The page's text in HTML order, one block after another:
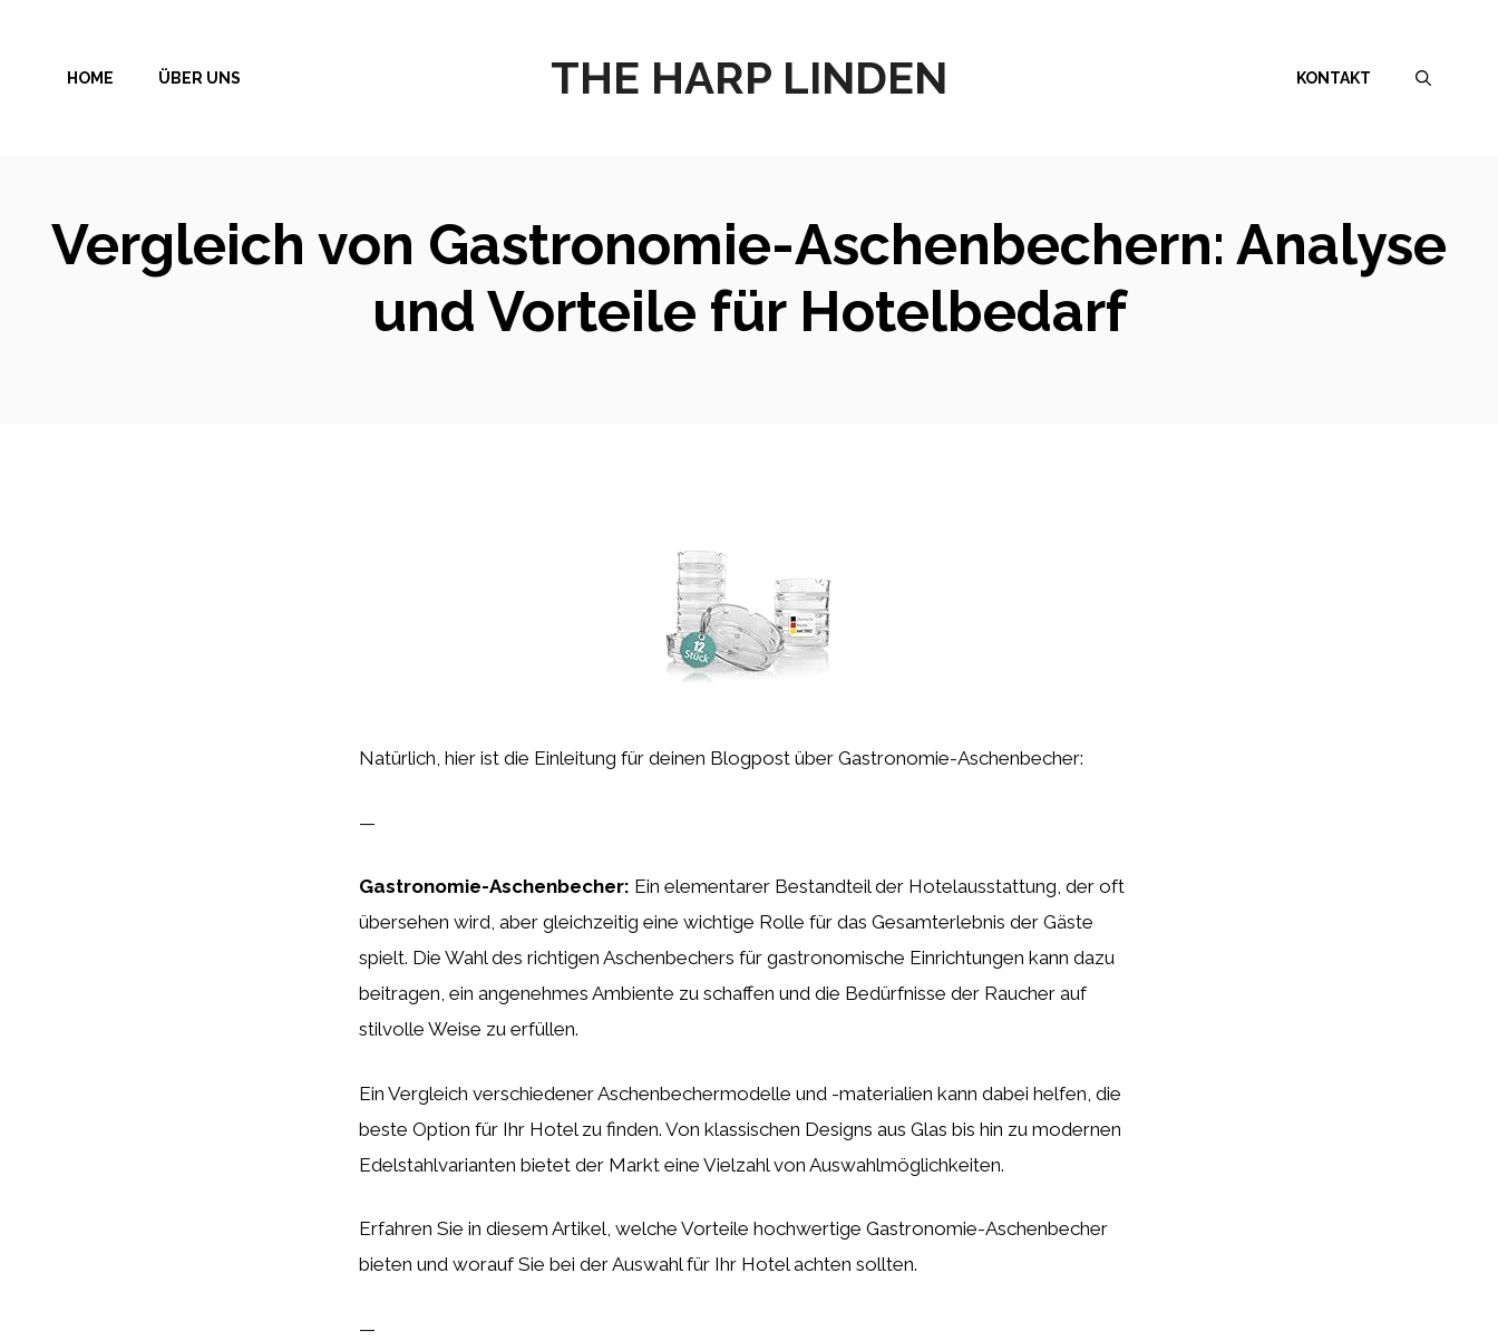
springen
THE HARP LINDEN
HOME ÜBER UNS KONTAKT
Vergleich von Gastronomie-Aschenbechern: Analyse
und Vorteile für Hotelbedarf
Natürlich, hier ist die Einleitung für deinen Blogpost über Gastronomie-Aschenbecher:
—
Gastronomie-Aschenbecher: Ein elementarer Bestandteil der Hotelausstattung, der oft
übersehen wird, aber gleichzeitig eine wichtige Rolle für das Gesamterlebnis der Gäste
spielt. Die Wahl des richtigen Aschenbechers für gastronomische Einrichtungen kann dazu
beitragen, ein angenehmes Ambiente zu schaffen und die Bedürfnisse der Raucher auf
stilvolle Weise zu erfüllen.
Ein Vergleich verschiedener Aschenbechermodelle und -materialien kann dabei helfen, die
beste Option für Ihr Hotel zu finden. Von klassischen Designs aus Glas bis hin zu modernen
Edelstahlvarianten bietet der Markt eine Vielzahl von Auswahlmöglichkeiten.
Erfahren Sie in diesem Artikel, welche Vorteile hochwertige Gastronomie-Aschenbecher
bieten und worauf Sie bei der Auswahl für Ihr Hotel achten sollten.
—